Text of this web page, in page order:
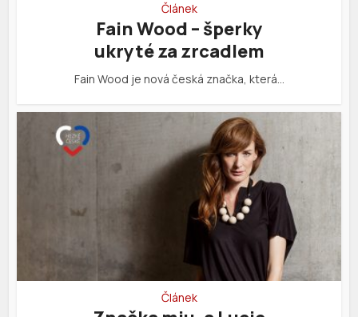
Článek
Fain Wood – šperky
ukryté za zrcadlem
Fain Wood je nová česká značka, která…
Článek